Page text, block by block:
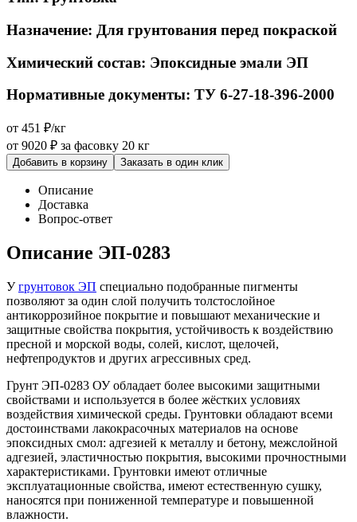
Назначение: Для грунтования перед покраской
Химический состав: Эпоксидные эмали ЭП
Нормативные документы: ТУ 6-27-18-396-2000
от 451 ₽/кг
от 9020 ₽ за фасовку 20 кг
Добавить в корзину Заказать в один клик
Описание
Доставка
Вопрос-ответ
Описание ЭП-0283
Угрунтовок ЭП специально подобранные пигменты
позволяют за один слой получить толстослойное
антикоррозийное покрытие и повышают механические и
защитные свойства покрытия, устойчивость к воздействию
пресной и морской воды, солей, кислот, щелочей,
нефтепродуктов и других агрессивных сред.
Грунт ЭП-0283 ОУ обладает более высокими защитными
свойствами и используется в более жёстких условиях
воздействия химической среды. Грунтовки обладают всеми
достоинствами лакокрасочных материалов на основе
эпоксидных смол: адгезией к металлу и бетону, межслойной
адгезией, эластичностью покрытия, высокими прочностными
характеристиками. Грунтовки имеют отличные
эксплуатационные свойства, имеют естественную сушку,
наносятся при пониженной температуре и повышенной
влажности.